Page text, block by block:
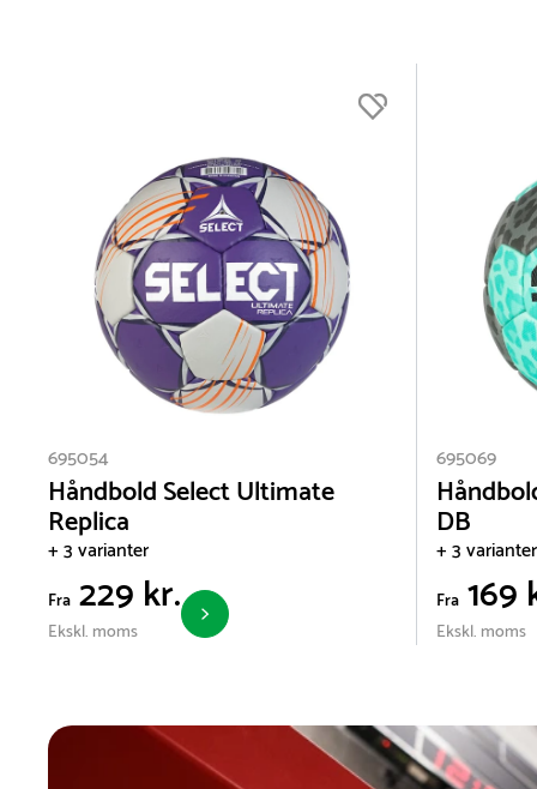
695054
Håndbold Select Ultimate
Replica
+ 3 varianter
Fra 229 kr.
Ekskl. moms
695069
DB
+ 3 varianter
Fra 169
Ekskl. moms